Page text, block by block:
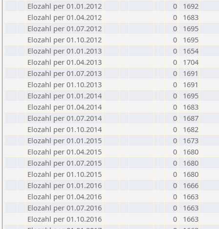
Elozahl per 01.01.2012
0
1692
Elozahl per 01.04.2012
0
1683
Elozahl per 01.07.2012
0
1695
Elozahl per 01.10.2012
0
1695
Elozahl per 01.01.2013
0
1654
Elozahl per 01.04.2013
0
1704
Elozahl per 01.07.2013
0
1691
Elozahl per 01.10.2013
0
1691
Elozahl per 01.01.2014
0
1695
Elozahl per 01.04.2014
0
1683
Elozahl per 01.07.2014
0
1687
Elozahl per 01.10.2014
0
1682
Elozahl per 01.01.2015
0
1673
Elozahl per 01.04.2015
0
1680
Elozahl per 01.07.2015
0
1680
Elozahl per 01.10.2015
0
1680
Elozahl per 01.01.2016
0
1666
Elozahl per 01.04.2016
0
1663
Elozahl per 01.07.2016
0
1663
Elozahl per 01.10.2016
0
1663